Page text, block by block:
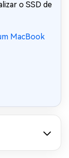
o SSD de
MacBook